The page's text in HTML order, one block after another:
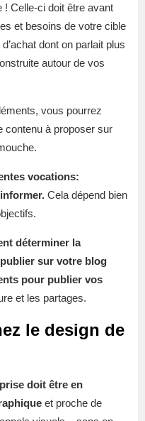
! Celle-ci doit être avant
et besoins de votre cible
dont on parlait plus
autour de vos
vous pourrez
contenu à proposer sur
vocations:
Cela dépend bien
déterminer la
sur votre blog
pour publier vos
et les partages.
le design de
doit être en
et proche de